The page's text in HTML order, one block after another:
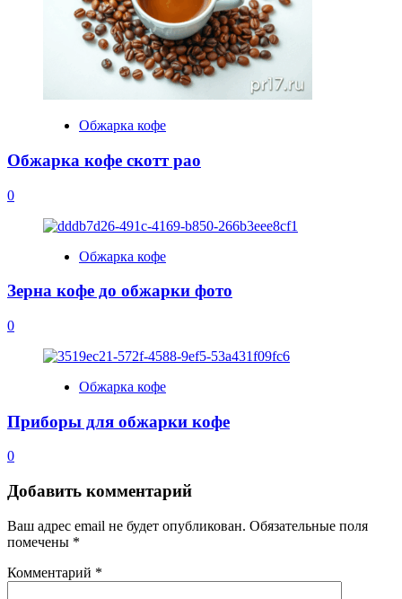
Обжарка кофе
Обжарка кофе скотт рао
0
Обжарка кофе
Зерна кофе до обжарки фото
0
Обжарка кофе
Приборы для обжарки кофе
0
Добавить комментарий
Ваш адрес email не будет опубликован. Обязательные поля
помечены *
Комментарий *